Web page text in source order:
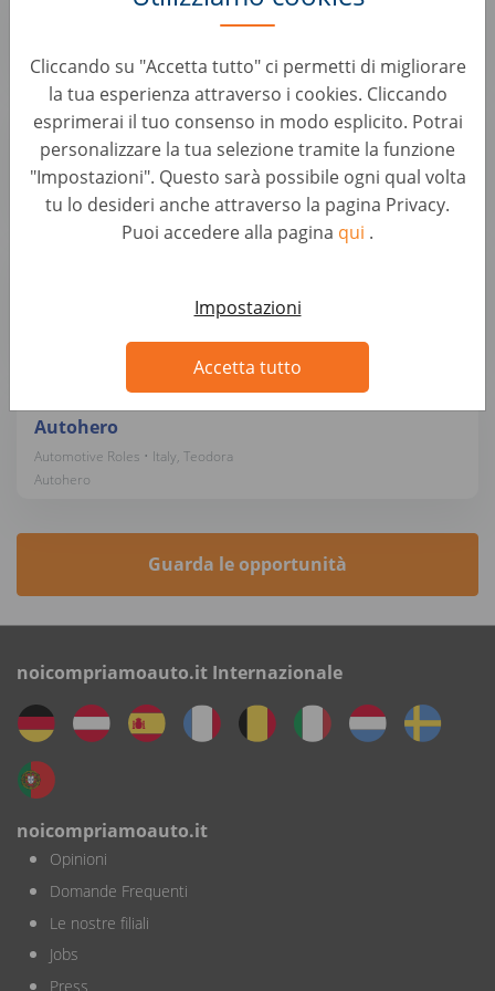
Cliccando su "Accetta tutto" ci permetti di migliorare
la tua esperienza attraverso i cookies. Cliccando
esprimerai il tuo consenso in modo esplicito. Potrai
personalizzare la tua selezione tramite la funzione
"Impostazioni". Questo sarà possibile ogni qual volta
tu lo desideri anche attraverso la pagina Privacy.
Puoi accedere alla pagina qui .
Impostazioni
Accetta tutto
Automotive Roles • Italy, Teodora
Perito Tecnico Auto Piumarola – Valuta, Verifica,
Garantisce
Automotive Roles • Italy, Isernia
Autohero
Automotive Roles • Italy, Teodora
Team Leader Operativo – Ottimizza i processi
Autohero
Automotive Roles • Italy, Teodora
Autohero
Guarda le opportunità
noicompriamoauto.it Internazionale
noicompriamoauto.it
Opinioni
Domande Frequenti
Le nostre filiali
Jobs
Press